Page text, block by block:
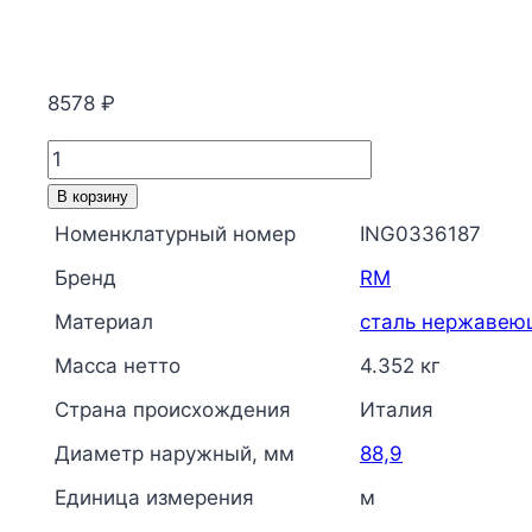
8578 ₽
Количество
товара
нерж
AISI
Дн
88,9х2
Ру16
L=6м
В корзину
Номенклатурный номер
ING0336187
Бренд
RM
Материал
сталь
Масса нетто
4.352 кг
Страна происхождения
Италия
Диаметр наружный, мм
88,9
Единица измерения
м